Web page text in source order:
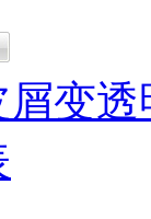
变透